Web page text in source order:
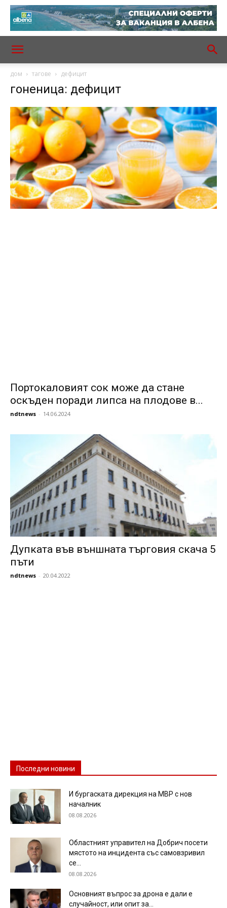
дом тагове дефицит
гоненица: дефицит
Портокаловият сок може да стане
оскъден поради липса на плодове в...
ndtnews - 14.06.2024
Дупката във външната търговия скача 5
пъти
ndtnews - 20.04.2022
Последни новини
И бургаската дирекция на МВР с нов
началник
08.08.2026
Областният управител на Добрич посети
мястото на инцидента със самовзривил
се...
08.08.2026
Основният въпрос за дрона е дали е
случайност, или опит за...